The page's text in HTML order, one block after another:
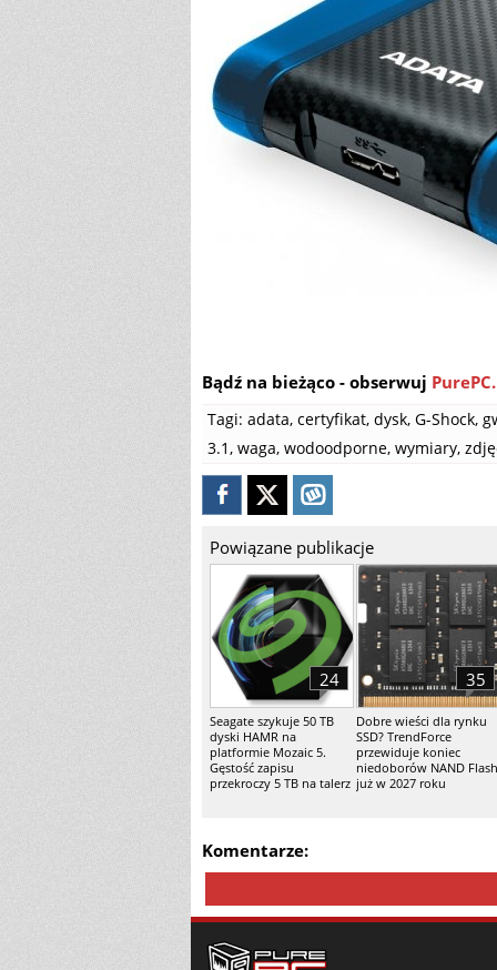
Bądź na bieżąco - obserwuj
Tagi: adata, certyfikat, dysk, G-Shock,
3.1, waga, wodoodporne, wymiary,
Powiązane publikacje
Seagate szykuje 50 TB
dyski HAMR na
platformie Mozaic 5.
Gęstość zapisu
przekroczy 5 TB na talerz
24
Dobre wieści dla rynku
SSD? TrendForce
przewiduje koniec
niedoborów NAND Flash
już w 2027 roku
35
Komentarze: